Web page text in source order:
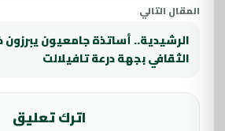
المقال التالي
الرشيدية.. أساتذة جامعيون
الثقافي بجهة درعة تافيلالت
اترك تعليق